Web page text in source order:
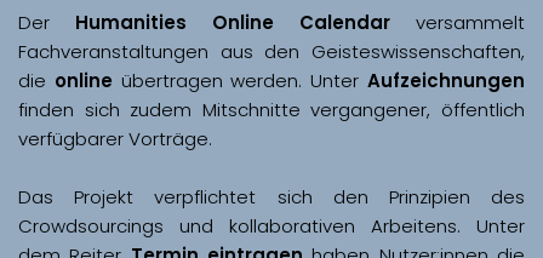
Der Humanities Online Calendar versammelt
Fachveranstaltungen aus den Geisteswissenschaften,
die online übertragen werden. Unter Aufzeichnungen
finden sich zudem Mitschnitte vergangener, öffentlich
Das Projekt verpflichtet sich den Prinzipien des
Crowdsourcings und kollaborativen Arbeitens. Unter